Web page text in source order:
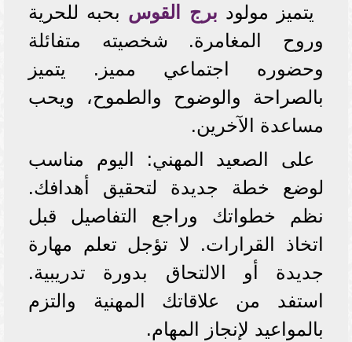
يتميز مولود برج القوس بحبه للحرية
وروح المغامرة. شخصيته متفائلة
وحضوره اجتماعي مميز. يتميز
بالصراحة والوضوح والطموح، ويحب
مساعدة الآخرين.
على الصعيد المهني: اليوم مناسب
لوضع خطة جديدة لتحقيق أهدافك.
نظم خطواتك وراجع التفاصيل قبل
اتخاذ القرارات. لا تؤجل تعلم مهارة
جديدة أو الالتحاق بدورة تدريبية.
استفد من علاقاتك المهنية والتزم
بالمواعيد لإنجاز المهام.